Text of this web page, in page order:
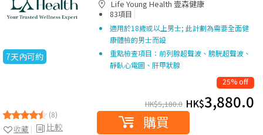
7天內可約
(8)
比較
收藏
Life Young Health 壹森健康
83項目 |
適用於18歲或以上男士; 此計劃為需要全面健
康體檢的男士而設
重點檢查項目：前列腺超聲波、膀胱超聲波、
靜臥心電圖、肝甲狀腺
25% off
HK$5,180.0 HK$3,880.0
購買